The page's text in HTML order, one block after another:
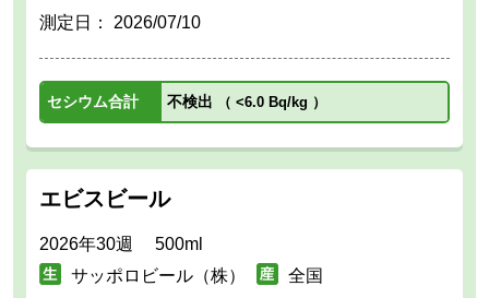
測定日： 2026/07/10
セシウム合計 不検出 （ <6.0 Bq/kg ）
エビスビール
2026年30週 500ml
サッポロビール（株）
全国